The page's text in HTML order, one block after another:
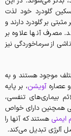
گلودرد خود لذت
بر گلودرد دارند و
مصرف آنها علاوه بر
از سرماخوردگی نیز
موجود هستند و به
عصارهآویشن، بر پایه
بیماری‌های تنفسی،
همچنین دارای خواص
ایمنی هستند که آنها را
آلرژی تبدیل می‌کند.